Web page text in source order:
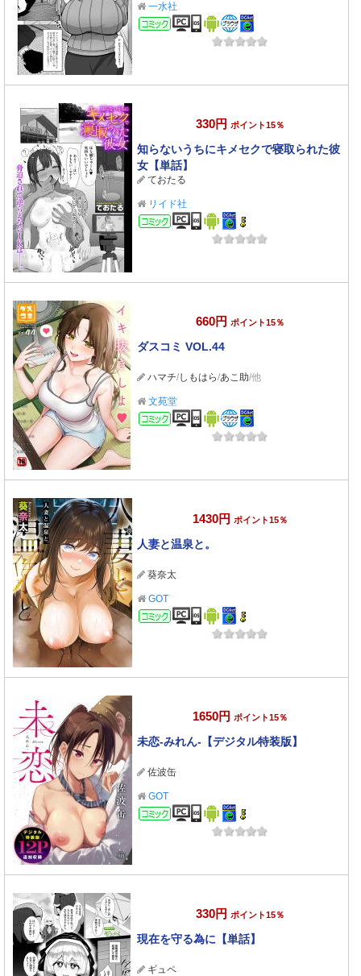
一水社
コミック
330円 ポイント15％
知らないうちにキメセクで寝取られた彼
女【単話】
ておたる
リイド社
コミック
660円 ポイント15％
ダスコミ VOL.44
ハマチ/しもはら/あこ助/他
文苑堂
コミック
1430円 ポイント15％
人妻と温泉と。
葵奈太
GOT
コミック
1650円 ポイント15％
未恋-みれん-【デジタル特装版】
佐波缶
GOT
コミック
330円 ポイント15％
現在を守る為に【単話】
ギュペ